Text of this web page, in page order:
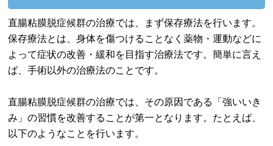
直腸粘膜脱症候群の治療では、まず保存療法を行います。
保存療法とは、身体を傷つけることなく薬物・運動などに
よって症状の改善・緩和を目指す治療法です。簡単に言え
ば、手術以外の治療法のことです。
直腸粘膜脱症候群の治療では、その原因である「強いいき
み」の習慣を改善することが第一となります。たとえば、
以下のようなことを行います。